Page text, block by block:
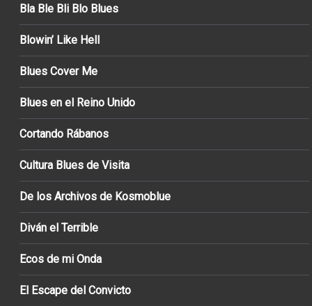
Bla Ble Bli Blo Blues
Blowin’ Like Hell
Blues Cover Me
Blues en el Reino Unido
Cortando Rábanos
Cultura Blues de Visita
De los Archivos de Kosmoblue
Diván el Terrible
Ecos de mi Onda
El Escape del Convicto